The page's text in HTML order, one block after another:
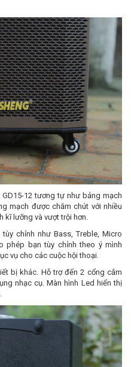
12 tương tự như bảng mạch
mạch được chăm chút với nhiều
kĩ lưỡng và vượt trội hơn.
chỉnh như Bass, Treble, Micro
phép bạn tùy chỉnh theo ý mình
vụ cho các cuộc hội thoại.
bị khác. Hỗ trợ đến 2 cổng cắm
nhạc cụ. Màn hình Led hiển thị